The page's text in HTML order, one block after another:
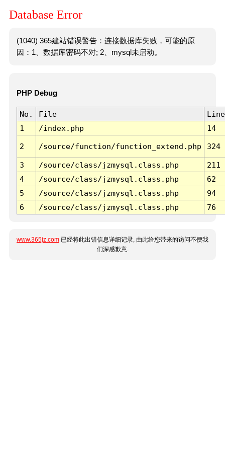
Database Error
(1040) 365建站错误警告：连接数据库失败，可能的原
因：1、数据库密码不对; 2、mysql未启动。
PHP Debug
No. File
Line
1
/index.php 14
2 /source/function/function_extend.php 324
3 /source/class/jzmysql.class.php
211
4
/source/class/jzmysql.class.php
62
5
/source/class/jzmysql.class.php
94
6
/source/class/jzmysql.class.php 76
www.365jz.com 已经将此出错信息详细记录, 由此给您带来的访问不便我
们深感歉意.